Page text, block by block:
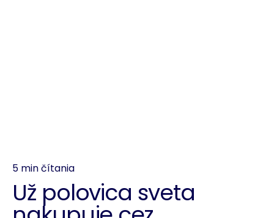
5 min čítania
Už polovica sveta